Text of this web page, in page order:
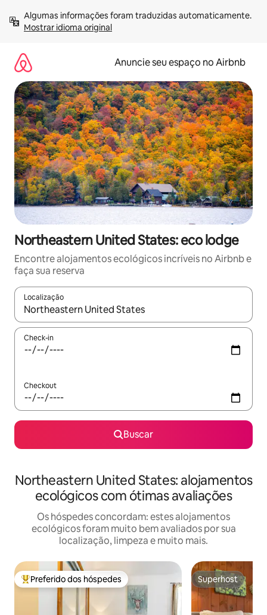
para
Mostrar idioma original
Anuncie seu espaço no Airbnb
Northeastern United States: eco lodge
Encontre alojamentos ecológicos incríveis no Airbnb e
faça sua reserva
Localização
Quando os resultados estiverem disponíveis, explore-os
Check-in
Checkout
Buscar
Northeastern United States: alojamentos
ecológicos com ótimas avaliações
Os hóspedes concordam: estes alojamentos
ecológicos foram muito bem avaliados por sua
localização, limpeza e muito mais.
Entre os melhores preferidos dos hóspedes
Preferido dos hóspedes Superhost
Superhost